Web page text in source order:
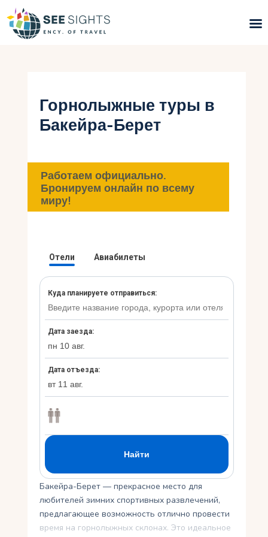
Горящие туры
Типы Туров
Инфо
Блог
Укр
Горнолыжные туры в
Бакейра-Берет
Работаем официально.
Бронируем онлайн по всему
миру!
Бакейра-Берет — прекрасное место для
любителей зимних спортивных развлечений,
предлагающее возможность отлично провести
время на горнолыжных склонах. Это идеальное